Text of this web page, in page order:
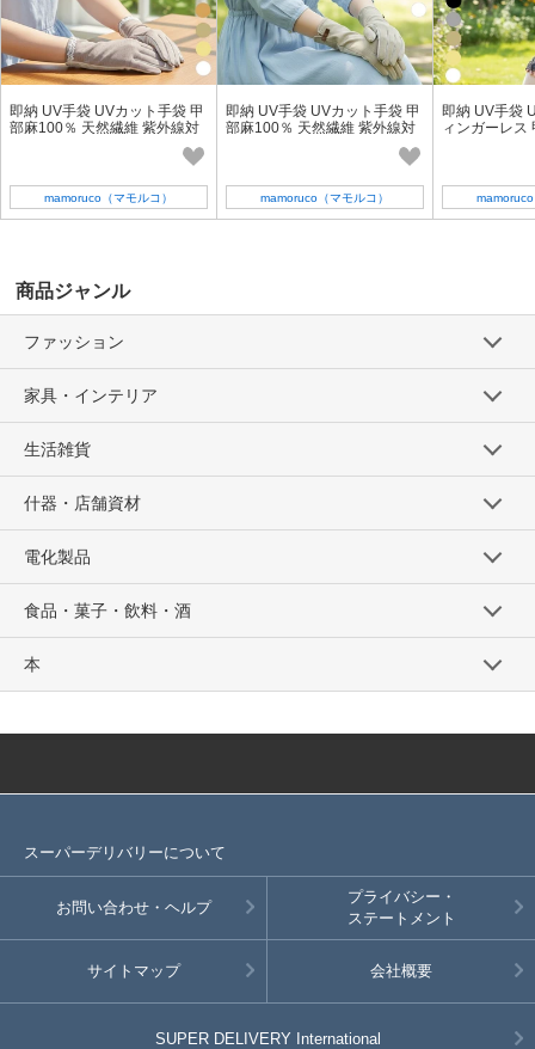
即納 UV手袋 UVカット手袋 甲
部麻100％ 天然繊維 紫外線対
策 接触冷感 吸湿速乾 掌メッシ
mamoruco（マモルコ）
即納 UV手袋 UVカット手袋 甲
部麻100％ 天然繊維 紫外線対
策 接触冷感 吸湿速乾 掌メッシ
mamoruco（マモルコ）
即納 UV手袋
ィンガーレス
商品ジャンル
ファッション
家具・インテリア
生活雑貨
什器・店舗資材
電化製品
食品・菓子・飲料・酒
本
スーパーデリバリーについて
お問い合わせ・ヘルプ
プライバシー・
ステートメント
サイトマップ 会社概要
SUPER DELIVERY International